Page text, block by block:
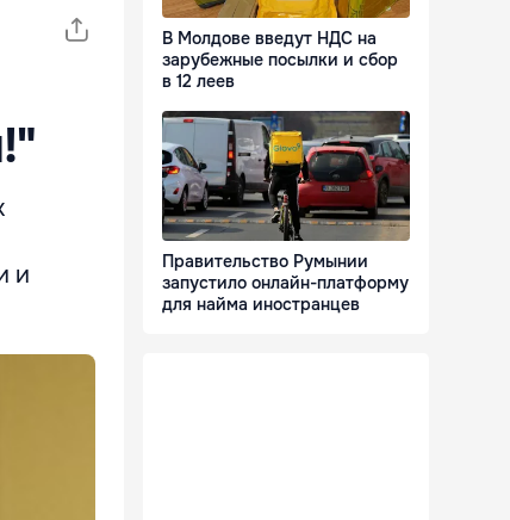
и
В Молдове введут НДС на
зарубежные посылки и сбор
в 12 леев
Правительство Румынии
запустило онлайн-платформу
для найма иностранцев